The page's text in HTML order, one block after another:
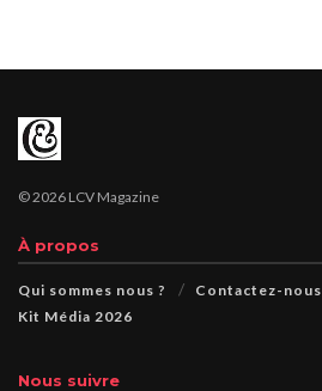
© 2026 LCV Magazine
À propos
Qui sommes nous ? Contactez-nous
Kit Média 2026
Nous suivre